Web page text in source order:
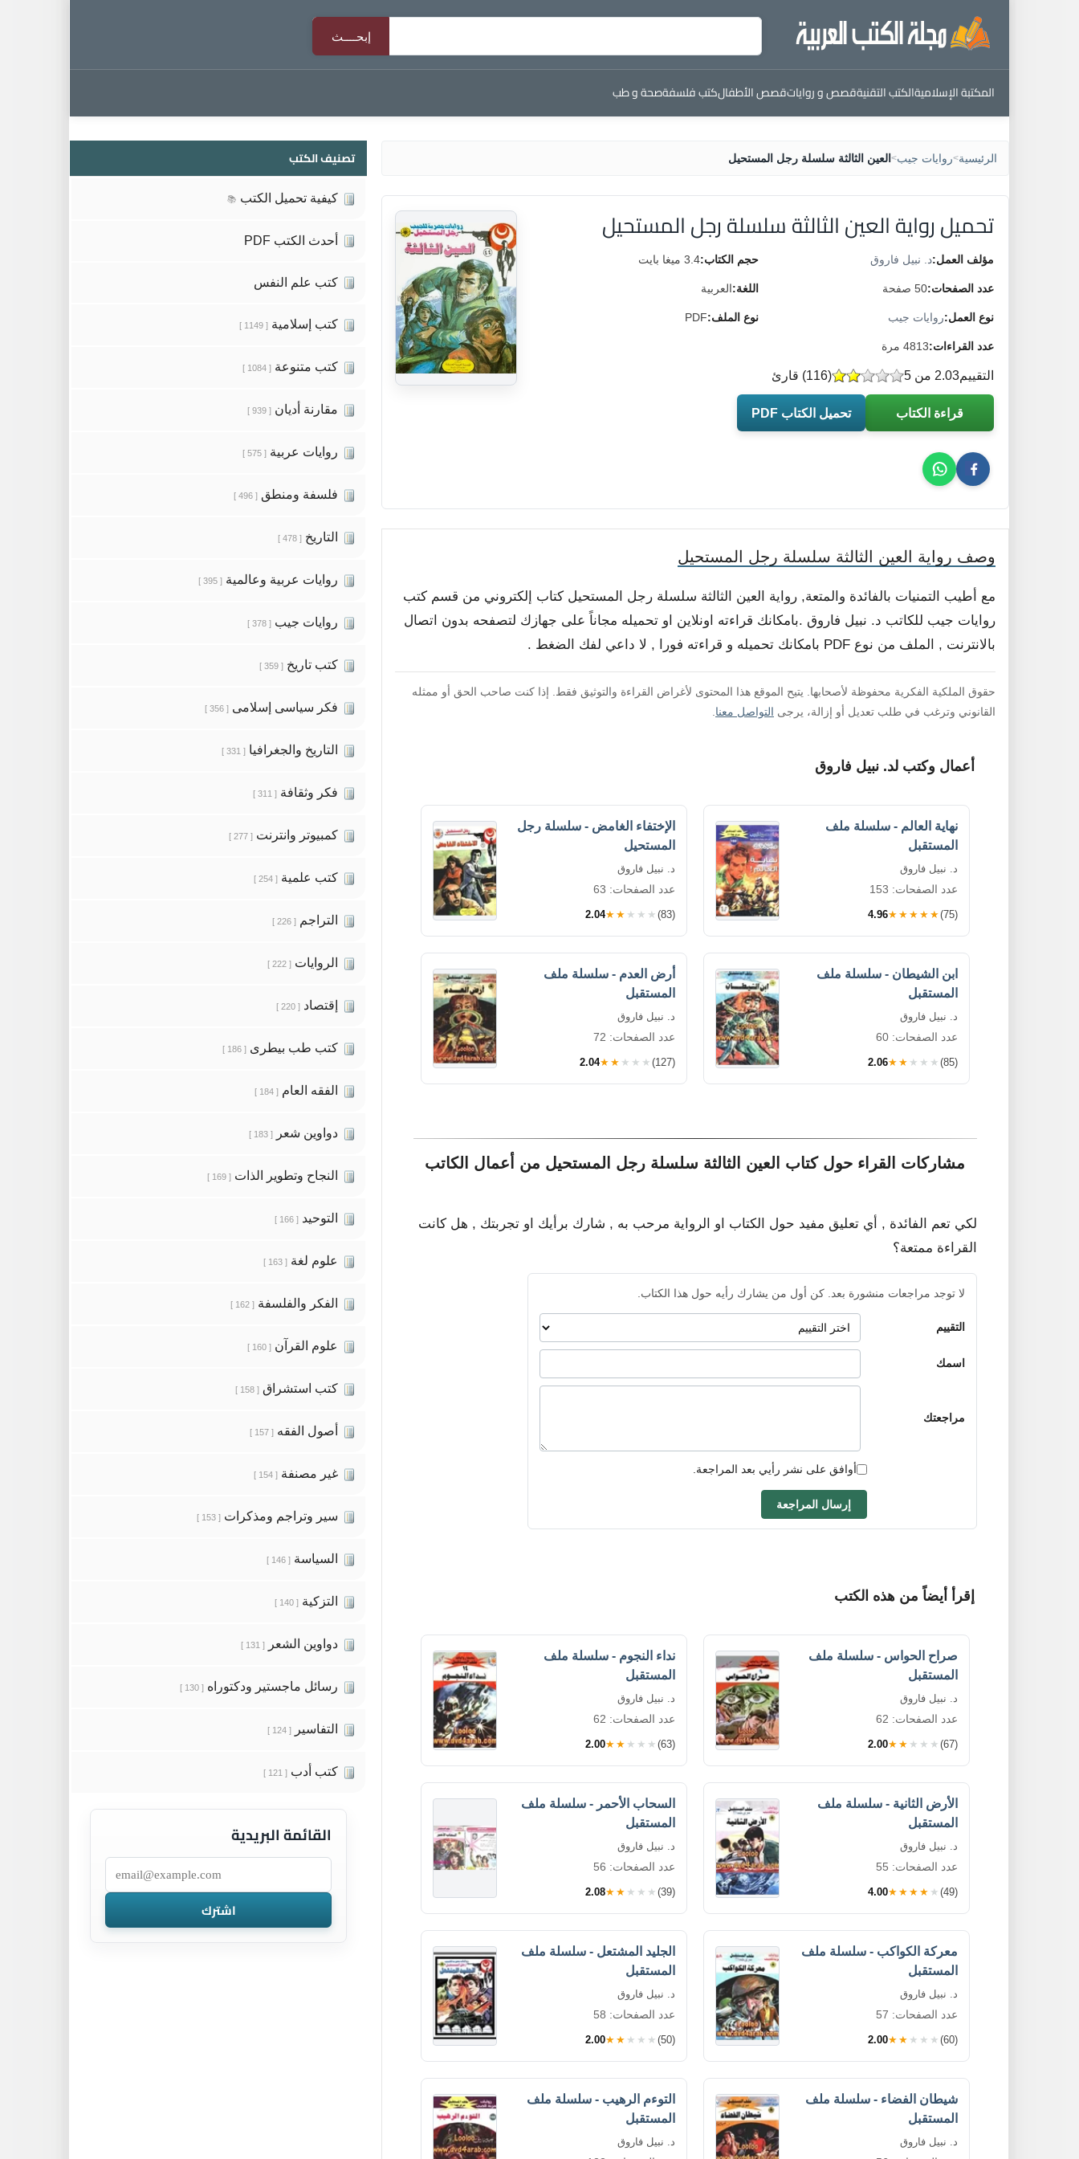
المكتبة الإسلاميةالكتب التقنيةقصص و رواياتقصص الأطفالكتب فلسفةصحة و طب
الرئيسية>روايات جيب> العين الثالثة سلسلة رجل المستحيل
تحميل رواية العين الثالثة سلسلة رجل المستحيل
مؤلف العمل:د. نبيل فاروق حجم الكتاب:3.4 ميغا بايت
عدد الصفحات:50 صفحة اللغة:العربية
نوع العمل:روايات جيب نوع الملف:PDF
عدد القراءات:4813 مرة
التقييم (
116) قارئ 2.03 من 5
قراءة الكتاب تحميل الكتاب PDF
وصف رواية العين الثالثة سلسلة رجل المستحيل
مع أطيب التمنيات بالفائدة والمتعة, رواية العين الثالثة سلسلة رجل المستحيل كتاب إلكتروني من قسم كتب
روايات جيب للكاتب د. نبيل فاروق .بامكانك قراءته اونلاين او تحميله مجاناً على جهازك لتصفحه بدون اتصال
بالانترنت , الملف من نوع PDF بامكانك تحميله و قراءته فورا , لا داعي لفك الضغط .
حقوق الملكية الفكرية محفوظة لأصحابها. يتيح الموقع هذا المحتوى لأغراض القراءة والتوثيق فقط. إذا كنت صاحب الحق أو ممثله
القانوني وترغب في طلب تعديل أو إزالة، يرجى التواصل معنا
أعمال وكتب لد. نبيل فاروق
نهاية العالم - سلسلة ملف
المستقبل
د. نبيل فاروق
عدد الصفحات: 153
4.96★★★★★(75)
الإختفاء الغامض - سلسلة رجل
المستحيل
د. نبيل فاروق
عدد الصفحات: 63
2.04★★★★★ (83)
ابن الشيطان - سلسلة ملف
المستقبل
د. نبيل فاروق
عدد الصفحات: 60
2.06★★★★★ (85)
أرض العدم - سلسلة ملف
المستقبل
د. نبيل فاروق
عدد الصفحات: 72
2.04★★★★★ (127)
مشاركات القراء حول كتاب العين الثالثة سلسلة رجل المستحيل من أعمال الكاتب
لكي تعم الفائدة , أي تعليق مفيد حول الكتاب او الرواية مرحب به , شارك برأيك او تجربتك , هل كانت
القراءة ممتعة؟
لا توجد مراجعات منشورة بعد. كن أول من يشارك رأيه حول هذا الكتاب.
التقييم
اسمك
مراجعتك
أوافق على نشر رأيي بعد المراجعة.
إرسال المراجعة
إقرأ أيضاً من هذه الكتب
صراح الحواس - سلسلة ملف
المستقبل
د. نبيل فاروق
عدد الصفحات: 62
2.00★★★★★ (67)
نداء النجوم - سلسلة ملف
المستقبل
د. نبيل فاروق
عدد الصفحات: 62
2.00★★★★★ (63)
الأرض الثانية - سلسلة ملف
المستقبل
د. نبيل فاروق
عدد الصفحات: 55
4.00★★★★★ (49)
السحاب الأحمر - سلسلة ملف
المستقبل
د. نبيل فاروق
عدد الصفحات: 56
2.08★★★★★ (39)
معركة الكواكب - سلسلة ملف
المستقبل
د. نبيل فاروق
عدد الصفحات: 57
2.00★★★★★ (60)
الجليد المشتعل - سلسلة ملف
المستقبل
د. نبيل فاروق
عدد الصفحات: 58
2.00★★★★★ (50)
شيطان الفضاء - سلسلة ملف
المستقبل
د. نبيل فاروق
التوءم الرهيب - سلسلة ملف
المستقبل
د. نبيل فاروق
تصنيف الكتب
كيفية تحميل الكتب 📚
أحدث الكتب PDF
كتب علم النفس
كتب إسلامية [ 1149 ]
كتب متنوعة [ 1084 ]
مقارنة أديان [ 939 ]
روايات عربية [ 575 ]
فلسفة ومنطق [ 496 ]
التاريخ [ 478 ]
روايات عربية وعالمية [ 395 ]
روايات جيب [ 378 ]
كتب تاريخ [ 359 ]
فكر سياسى إسلامى [ 356 ]
التاريخ والجغرافيا [ 331 ]
فكر وثقافة [ 311 ]
كمبيوتر وانترنت [ 277 ]
كتب علمية [ 254 ]
التراجم [ 226 ]
الروايات [ 222 ]
إقتصاد [ 220 ]
كتب طب بيطرى [ 186 ]
الفقه العام [ 184 ]
دواوين شعر [ 183 ]
النجاح وتطوير الذات [ 169 ]
التوحيد [ 166 ]
علوم لغة [ 163 ]
الفكر والفلسفة [ 162 ]
علوم القرآن [ 160 ]
كتب استشراق [ 158 ]
أصول الفقه [ 157 ]
غير مصنفة [ 154 ]
سير وتراجم ومذكرات [ 153 ]
السياسة [ 146 ]
التزكية [ 140 ]
دواوين الشعر [ 131 ]
رسائل ماجستير ودكتوراه [ 130 ]
التفاسير [ 124 ]
كتب أدب [ 121 ]
القائمة البريدية